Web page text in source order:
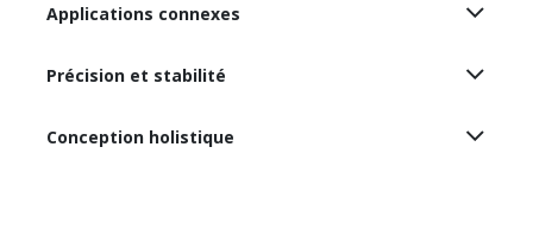
Applications connexes
Précision et stabilité
Conception holistique